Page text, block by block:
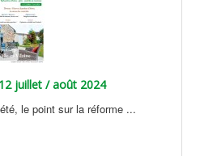
juillet / août 2024
le point sur la réforme ...